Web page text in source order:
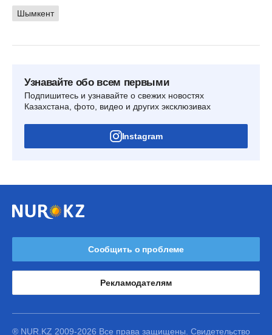
Шымкент
Узнавайте обо всем первыми
Подпишитесь и узнавайте о свежих новостях
Казахстана, фото, видео и других эксклюзивах
Instagram
Сообщить о проблеме
Рекламодателям
® NUR.KZ 2009-2026 Все права защищены. Свидетельство